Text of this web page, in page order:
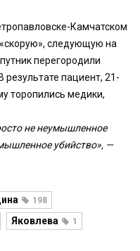
Камчатском
следующую на
перегородили
пациент, 21-
торопились медики,
не неумышленное
убийство», —
198
Яковлева 1